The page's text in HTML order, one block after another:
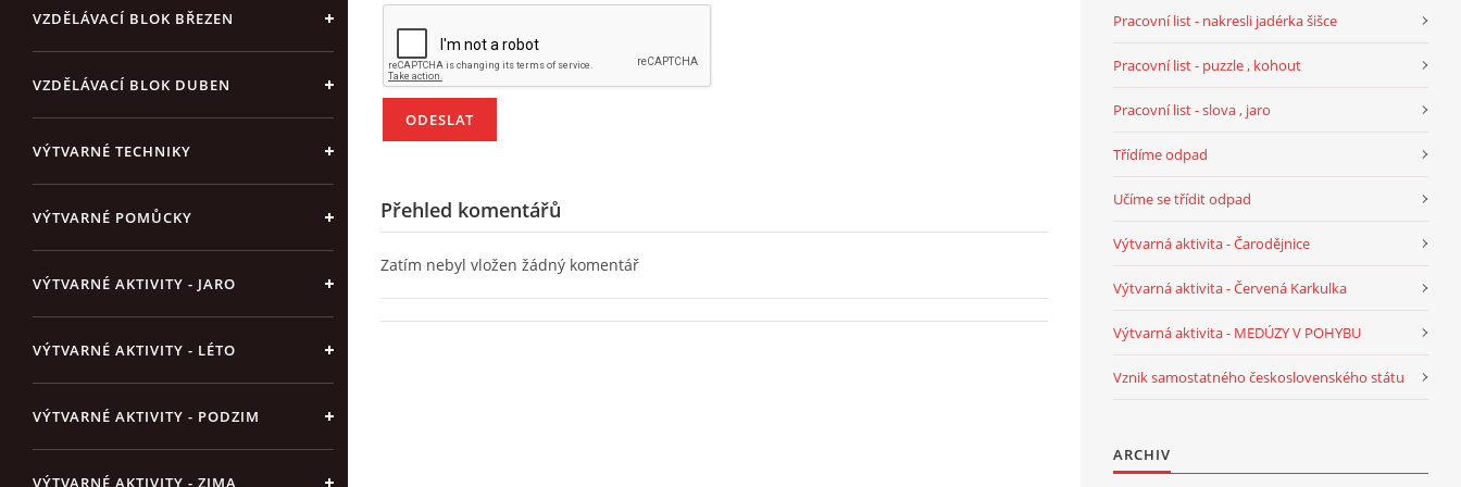
VZDĚLÁVACÍ BLOK BŘEZEN
VZDĚLÁVACÍ BLOK DUBEN
VÝTVARNÉ TECHNIKY
VÝTVARNÉ POMŮCKY
VÝTVARNÉ AKTIVITY - JARO
VÝTVARNÉ AKTIVITY - LÉTO
VÝTVARNÉ AKTIVITY - PODZIM
VÝTVARNÉ AKTIVITY - ZIMA
Přehled komentářů
Zatím nebyl vložen žádný komentář
Pracovní list - nakresli jadérka šišce
Pracovní list - puzzle , kohout
Pracovní list - slova , jaro
Třídíme odpad
Učíme se třídit odpad
Výtvarná aktivita - Čarodějnice
Výtvarná aktivita - Červená Karkulka
Výtvarná aktivita - MEDÚZY V POHYBU
Vznik samostatného československého státu
ARCHIV